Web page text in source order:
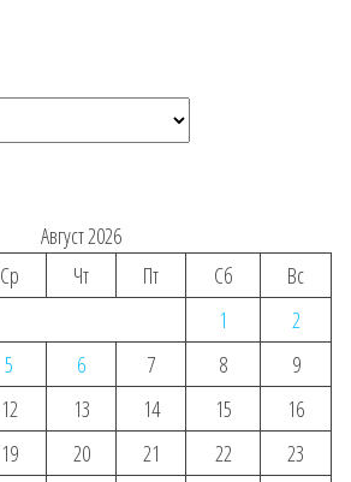
Август 2026
Ср Чт Пт Сб
Вс
1
2
5 6 7 8
9
12 13 14 15
16
19 20 21 22
23